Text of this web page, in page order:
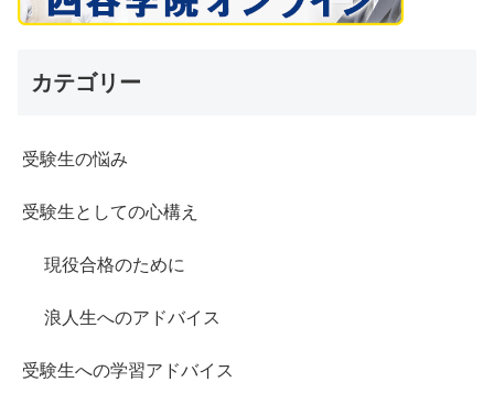
カテゴリー
受験生の悩み
受験生としての心構え
現役合格のために
浪人生へのアドバイス
受験生への学習アドバイス